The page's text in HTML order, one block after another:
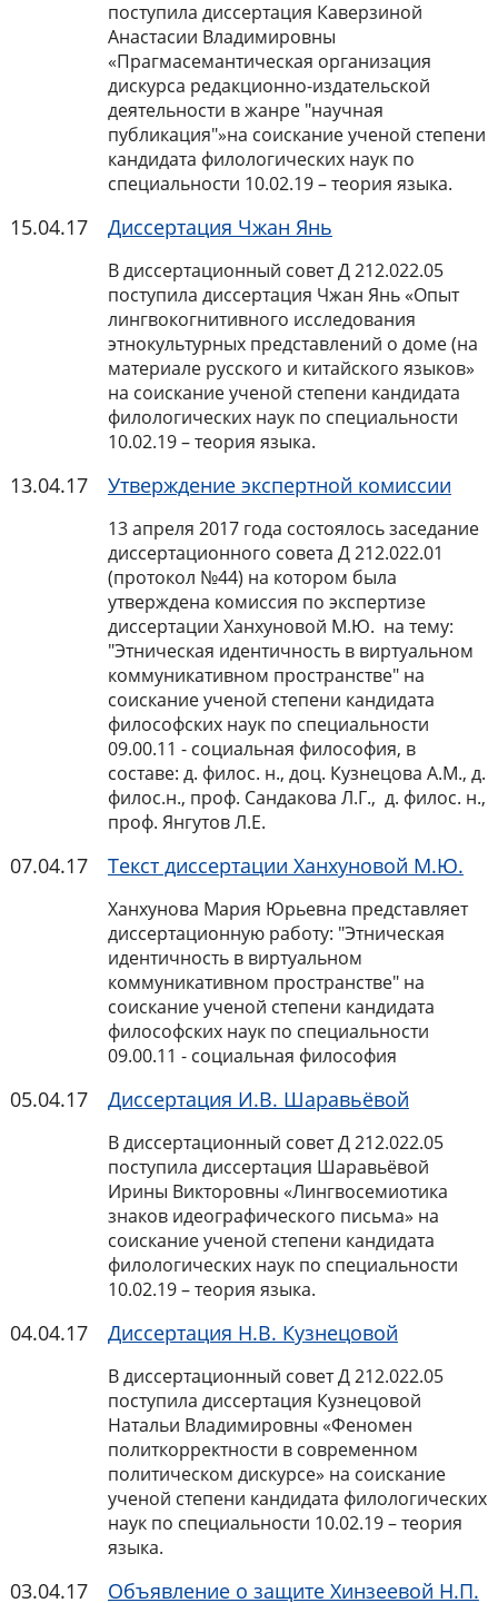
поступила диссертация Каверзиной
Анастасии Владимировны
«Прагмасемантическая организация
дискурса редакционно-издательской
деятельности в жанре "научная
публикация"»на соискание ученой степени
кандидата филологических наук по
специальности 10.02.19 – теория языка.
15.04.17 Диссертация Чжан Янь
В диссертационный совет Д 212.022.05
поступила диссертация Чжан Янь «Опыт
лингвокогнитивного исследования
этнокультурных представлений о доме (на
материале русского и китайского языков»
на соискание ученой степени кандидата
филологических наук по специальности
10.02.19 – теория языка.
13.04.17 Утверждение экспертной комиссии
13 апреля 2017 года состоялось заседание
диссертационного совета Д 212.022.01
(протокол №44) на котором была
утверждена комиссия по экспертизе
диссертации Ханхуновой М.Ю. на тему:
"Этническая идентичность в виртуальном
коммуникативном пространстве" на
соискание ученой степени кандидата
философских наук по специальности
09.00.11 - социальная философия, в
составе: д. филос. н., доц. Кузнецова А.М., д.
филос.н., проф. Сандакова Л.Г., д. филос. н.,
проф. Янгутов Л.Е.
07.04.17 Текст диссертации Ханхуновой М.Ю.
Ханхунова Мария Юрьевна представляет
диссертационную работу: "Этническая
идентичность в виртуальном
коммуникативном пространстве" на
соискание ученой степени кандидата
философских наук по специальности
09.00.11 - социальная философия
05.04.17 Диссертация И.В. Шаравьёвой
В диссертационный совет Д 212.022.05
поступила диссертация Шаравьёвой
Ирины Викторовны «Лингвосемиотика
знаков идеографического письма» на
соискание ученой степени кандидата
филологических наук по специальности
10.02.19 – теория языка.
04.04.17 Диссертация Н.В. Кузнецовой
В диссертационный совет Д 212.022.05
поступила диссертация Кузнецовой
Натальи Владимировны «Феномен
политкорректности в современном
политическом дискурсе» на соискание
ученой степени кандидата филологических
наук по специальности 10.02.19 – теория
языка.
03.04.17 Объявление о защите Хинзеевой Н.П.